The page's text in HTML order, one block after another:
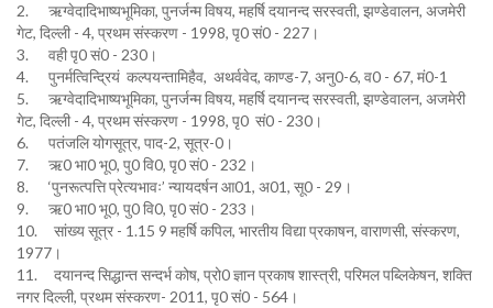
2. ऋग्वेदादिभाष्यभूमिका, पुनर्जन्म विषय, महर्षि दयानन्द सरस्वती, झण्डेवालन, अजमेरी
गेट, दिल्ली - 4, प्रथम संस्करण - 1998, पृ0 सं0 - 227।
3. वही पृ0 सं0 - 230।
4. पुनर्मत्विन्द्रियं कल्पयन्तामिहैव, अथर्ववेद, काण्ड-7, अनु0-6, व0 - 67, मं0-1
5. ऋग्वेदादिभाष्यभूमिका, पुनर्जन्म विषय, महर्षि दयानन्द सरस्वती, झण्डेवालन, अजमेरी
गेट, दिल्ली - 4, प्रथम संस्करण - 1998, पृ0 सं0 - 230।
6. पतंजलि योगसूत्र, पाद-2, सूत्र-0।
7. ऋ0 भा0 भू0, पु0 वि0, पृ0 सं0 - 232।
8. ‘पुनरूत्पत्ति प्रेत्यभावः’ न्यायदर्षन आ01, अ01, सू0 - 29।
9. ऋ0 भा0 भू0, पु0 वि0, पृ0 सं0 - 233।
10. सांख्य सूत्र - 1.15 9 महर्षि कपिल, भारतीय विद्या प्रकाषन, वाराणसी, संस्करण,
1977।
11. दयानन्द सिद्धान्त सन्दर्भ कोष, प्रो0 ज्ञान प्रकाष शास्त्री, परिमल पब्लिकेषन, शक्ति
नगर दिल्ली, प्रथम संस्करण- 2011, पृ0 सं0 - 564।